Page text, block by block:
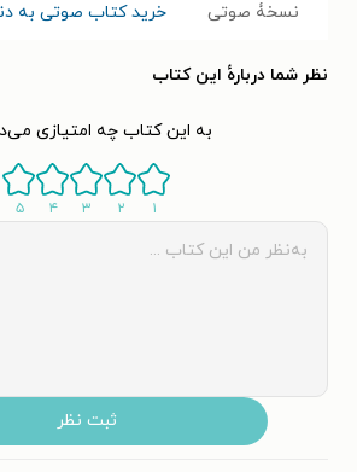
نسخۀ صوتی خرید کتاب صوتی به
نظر شما دربارهٔ این کتاب
به این کتاب چه امتیازی
۱ ۲ ۳ ۴ ۵
ثبت نظر